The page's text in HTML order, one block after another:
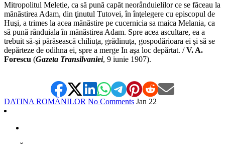
Mitropolitul Meletie, ca să pună capăt neorânduielilor ce se făceau la
mănăstirea Adam, din ţinutul Tutovei, în înţelegere cu episcopul de
Huşi, a trimes la acea mă­năstire pe cucernicia sa maica Melania, ca
să pună rânduiala în mănăstirea Adam. Spre acea ascultare, ea a
trebuit să-şi părăsească chiliuţa, grădinuţa, gospodărioara ei şi să se
depărteze de odihna ei, spre a merge In aşa loc depărtat. /V. A.
Forescu (Gazeta Transilvaniei, 9 iunie 1907).
DATINA ROMÂNILOR No Comments Jan 22